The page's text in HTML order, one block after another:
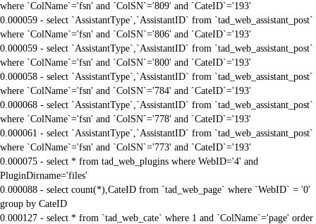
where `ColName`='fsn' and `ColSN`='809' and `CateID`='193'
0.000059 - select `AssistantType`,`AssistantID` from `tad_web_assistant_post`
where `ColName`='fsn' and `ColSN`='806' and `CateID`='193'
0.000059 - select `AssistantType`,`AssistantID` from `tad_web_assistant_post`
where `ColName`='fsn' and `ColSN`='800' and `CateID`='193'
0.000058 - select `AssistantType`,`AssistantID` from `tad_web_assistant_post`
where `ColName`='fsn' and `ColSN`='784' and `CateID`='193'
0.000068 - select `AssistantType`,`AssistantID` from `tad_web_assistant_post`
where `ColName`='fsn' and `ColSN`='778' and `CateID`='193'
0.000061 - select `AssistantType`,`AssistantID` from `tad_web_assistant_post`
where `ColName`='fsn' and `ColSN`='773' and `CateID`='193'
0.000075 - select * from tad_web_plugins where WebID='4' and
PluginDirname='files'
0.000088 - select count(*),CateID from `tad_web_page` where `WebID` = '0'
group by CateID
0.000127 - select * from `tad_web_cate` where 1 and `ColName`='page' order